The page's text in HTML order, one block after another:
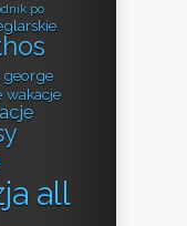
po
george
wakacje
all